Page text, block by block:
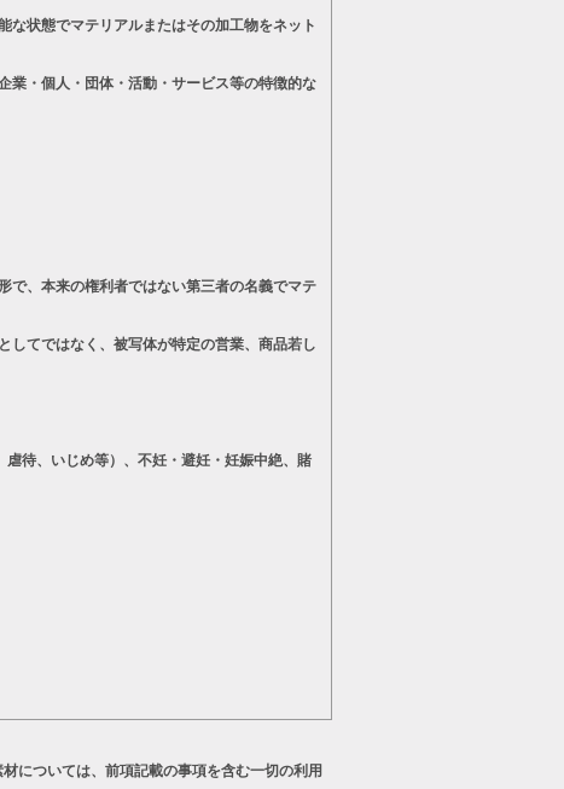
状態でマテリアルまたはその加工物をネット
・個人・団体・活動・サービス等の特徴的な
、本来の権利者ではない第三者の名義でマテ
てではなく、被写体が特定の営業、商品若し
待、いじめ等）、不妊・避妊・妊娠中絶、賭
については、前項記載の事項を含む一切の利用